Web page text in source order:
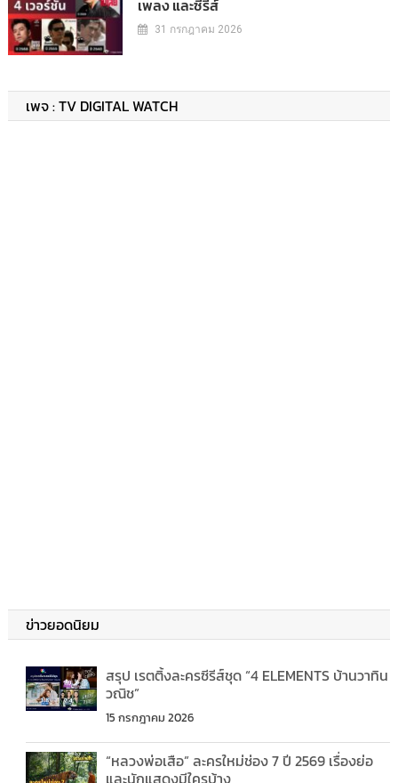
เพลง และซีรีส์
31 กรกฎาคม 2026
เพจ : TV DIGITAL WATCH
ข่าวยอดนิยม
สรุป เรตติ้งละครซีรีส์ชุด “4 ELEMENTS บ้านวาทิน
วณิช”
15 กรกฎาคม 2026
“หลวงพ่อเสือ” ละครใหม่ช่อง 7 ปี 2569 เรื่องย่อ
และนักแสดงมีใครบ้าง